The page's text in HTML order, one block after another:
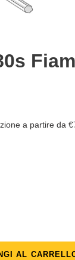
a partire da
AL